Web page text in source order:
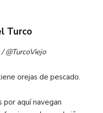
Turco
@TurcoViejo
orejas de pescado.
aquí navegan